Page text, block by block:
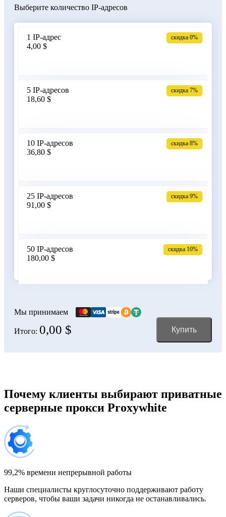
Боливия
Великобритания
Выберите количество IP-адресов
1 IP-адрес
4,00 $
скидка 0%
5 IP-адресов
18,60 $
скидка 7%
10 IP-адресов
36,80 $
скидка 8%
25 IP-адресов
91,00 $
скидка 9%
50 IP-адресов
180,00 $
скидка 10%
356,00 $
150 IP-адресов
скидка 12%
200 IP-адресов
696,00 $
1 032,00 $
500 IP-адресов
Мы принимаем
Итого: 0,00 $ Купить
Почему клиенты выбирают приватные
серверные прокси Proxywhite
99,2% времени непрерывной работы
Наши специалисты круглосуточно поддерживают работу
серверов, чтобы ваши задачи никогда не останавливались.